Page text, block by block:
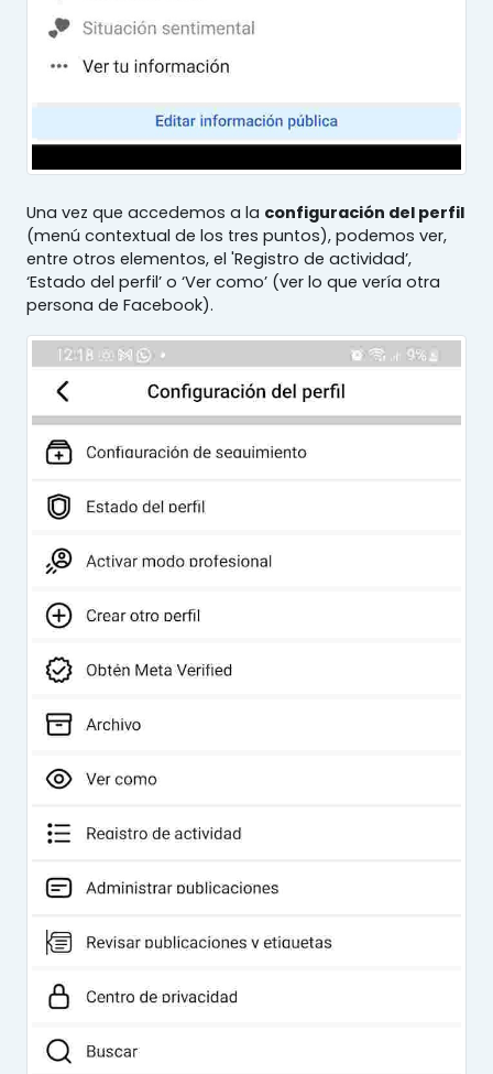
Una vez que accedemos a la configuración del perfil
(menú contextual de los tres puntos), podemos ver,
entre otros elementos, el 'Registro de actividad’,
‘Estado del perfil’ o ‘Ver como’ (ver lo que vería otra
persona de Facebook).